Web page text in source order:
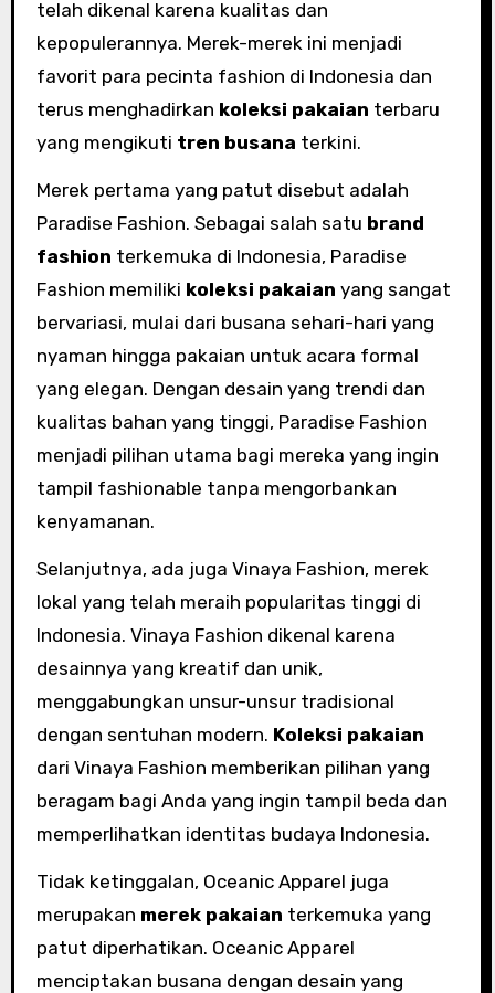
telah dikenal karena kualitas dan
kepopulerannya. Merek-merek ini menjadi
favorit para pecinta fashion di Indonesia dan
terus menghadirkan koleksi pakaian terbaru
yang mengikuti tren busana terkini.
Merek pertama yang patut disebut adalah
Paradise Fashion. Sebagai salah satu brand
fashion terkemuka di Indonesia, Paradise
Fashion memiliki koleksi pakaian yang sangat
bervariasi, mulai dari busana sehari-hari yang
nyaman hingga pakaian untuk acara formal
yang elegan. Dengan desain yang trendi dan
kualitas bahan yang tinggi, Paradise Fashion
menjadi pilihan utama bagi mereka yang ingin
tampil fashionable tanpa mengorbankan
kenyamanan.
Selanjutnya, ada juga Vinaya Fashion, merek
lokal yang telah meraih popularitas tinggi di
Indonesia. Vinaya Fashion dikenal karena
desainnya yang kreatif dan unik,
menggabungkan unsur-unsur tradisional
dengan sentuhan modern. Koleksi pakaian
dari Vinaya Fashion memberikan pilihan yang
beragam bagi Anda yang ingin tampil beda dan
memperlihatkan identitas budaya Indonesia.
Tidak ketinggalan, Oceanic Apparel juga
merupakan merek pakaian terkemuka yang
patut diperhatikan. Oceanic Apparel
menciptakan busana dengan desain yang